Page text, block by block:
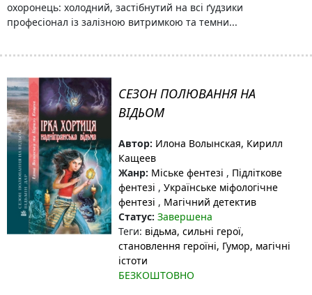
охоронець: холодний, застібнутий на всі ґудзики
професіонал із залізною витримкою та темни...
СЕЗОН ПОЛЮВАННЯ НА
ВІДЬОМ
Автор: Илона Волынская, Кирилл
Кащеев
Жанр: Міське фентезі , Підліткове
фентезі , Українське міфологічне
фентезі , Магічний детектив
Статус: Завершена
Теги: відьма, сильні герої,
становлення героїні, Гумор, магічні
істоти
БЕЗКОШТОВНО